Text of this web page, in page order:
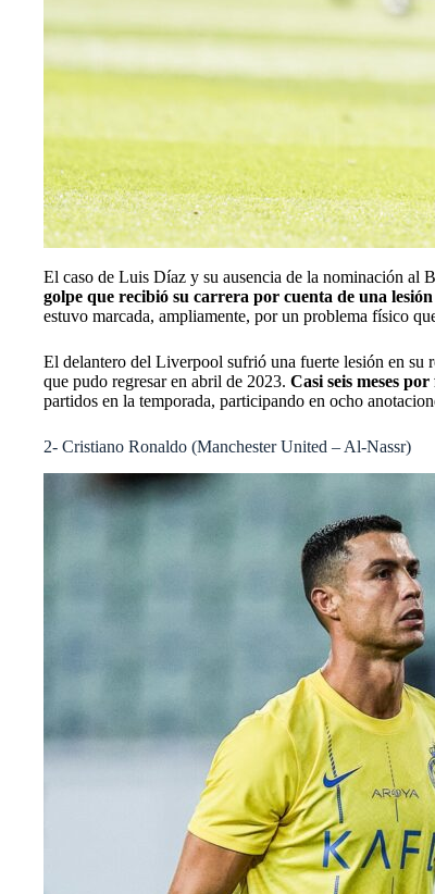
El caso de Luis Díaz y su ausencia de la nominación al
golpe que recibió su carrera por cuenta de una
estuvo marcada, ampliamente, por un problema físico
El delantero del Liverpool sufrió una fuerte lesión en su
que pudo regresar en abril de 2023. Casi seis meses
partidos en la temporada, participando en ocho
2- Cristiano Ronaldo (Manchester United – Al-Nassr)